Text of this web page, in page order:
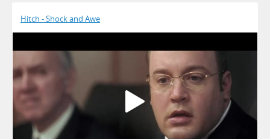
Hitch - Shock and Awe